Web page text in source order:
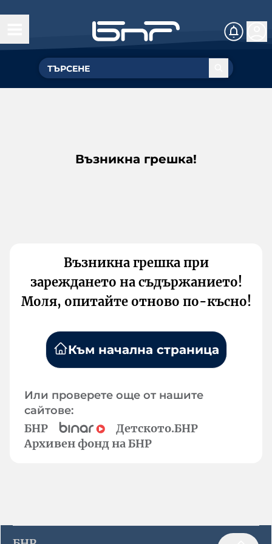
Възникна грешка!
Възникна грешка при
зареждането на съдържанието!
Моля, опитайте отново по-късно!
Към начална страница
Или проверете още от нашите
сайтове:
БНР
Детското.БНР
Архивен фонд на БНР